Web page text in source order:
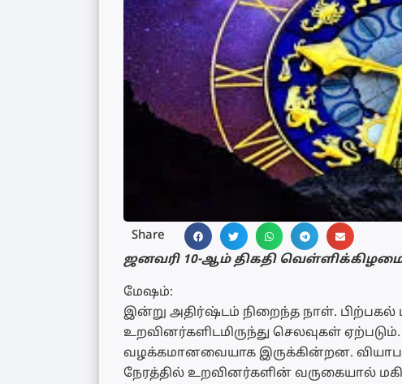
Share
ஜனவரி 10-ஆம் திகதி
மேஷம்:
இன்று அதிர்ஷ்டம் நிறைந்த நாள். பிற்பகல்
உறவினர்களிடமிருந்து செலவுகள்
வழக்கமானவையாக இருக்கின்றன.
நேரத்தில் உறவினர்களின் வருகையால்